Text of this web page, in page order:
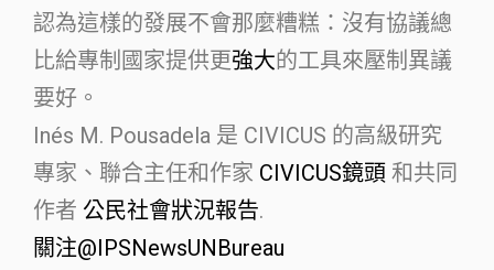
認為這樣的發展不會那麼糟糕：沒有協議總
比給專制國家提供更強大的工具來壓制異議
要好。
Inés M. Pousadela 是 CIVICUS 的高級研究
專家、聯合主任和作家 CIVICUS鏡頭 和共同
作者 公民社會狀況報告.
關注@IPSNewsUNBureau